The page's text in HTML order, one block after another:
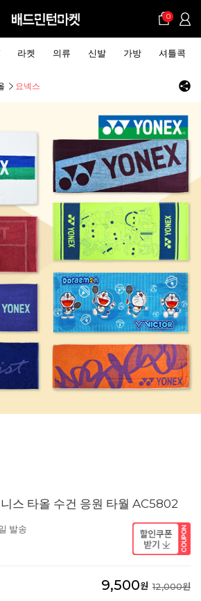
0
라켓 의류 신발 가방 셔틀콕
요넥스
스 타올 수건 응원 타월 AC5802
발송
9,500원 12,000원